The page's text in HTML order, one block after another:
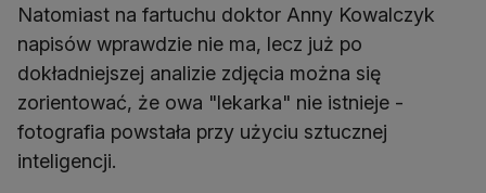
Natomiast na fartuchu doktor Anny Kowalczyk
napisów wprawdzie nie ma, lecz już po
dokładniejszej analizie zdjęcia można się
zorientować, że owa "lekarka" nie istnieje -
fotografia powstała przy użyciu sztucznej
inteligencji.